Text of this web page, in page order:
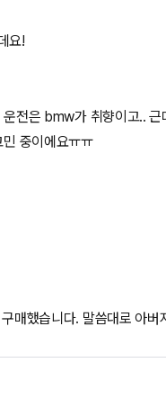
요!
전은 bmw가 취향이고..
중이에요ㅠㅠ
매했습니다. 말씀대로 아